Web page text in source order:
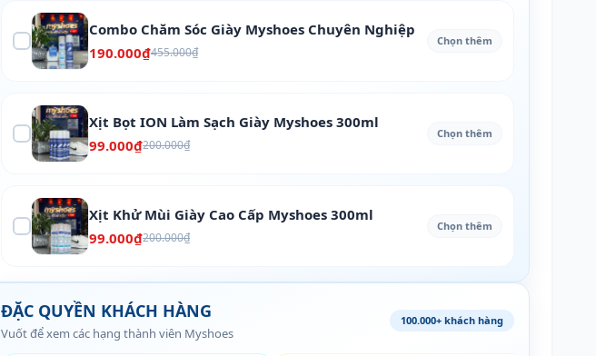
Combo Chăm Sóc Giày Myshoes Chuyên Nghiệp
190.000₫455.000₫
Chọn thêm
Xịt Bọt ION Làm Sạch Giày Myshoes 300ml
99.000₫200.000₫
Chọn thêm
Xịt Khử Mùi Giày Cao Cấp Myshoes 300ml
99.000₫200.000₫
Chọn thêm
ĐẶC QUYỀN KHÁCH HÀNG
Vuốt để xem các hạng thành viên Myshoes
100.000+ khách hàng